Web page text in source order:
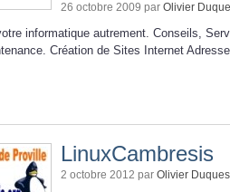
26 octobre 2009 par Olivier
informatique autrement. Conseils,
Création de Sites Internet
LinuxCambresis
2 octobre 2012 par Olivier